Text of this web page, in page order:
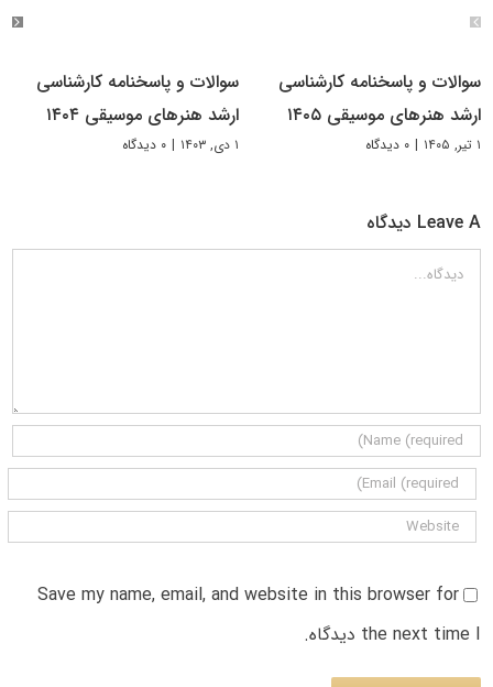
سوالات و پاسخنامه کارشناسی
ارشد هنرهای موسیقی ۱۴۰۵
۱ تیر, ۱۴۰۵ | ۰ دیدگاه
سوالات و پاسخنامه کارشناسی
ارشد هنرهای موسیقی ۱۴۰۴
۱ دی, ۱۴۰۳ | ۰ دیدگاه
Leave A دیدگاه
دیدگاه
Save my name, email, and website in this browser for
the next time I دیدگاه.